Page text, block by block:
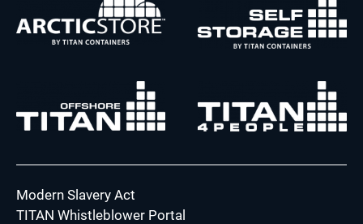
Modern Slavery Act
TITAN Whistleblower Portal